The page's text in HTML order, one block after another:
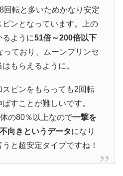
回転と多いためかなり安定
ピンとなっています。上の
ように51倍～200倍以下
っており、ムーンプリンセ
もらえるように。
ピンをもらっても2回転
すことが難しいです。
の80％以上なので一撃を
向きというデータになり
と超安定タイプですね！